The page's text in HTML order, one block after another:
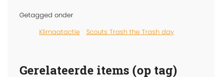
Getagged onder
Klimaatactie
Scouts Trash the Trash day
Gerelateerde items (op tag)